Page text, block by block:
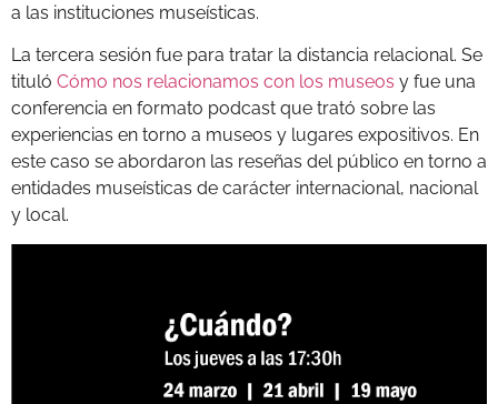
a las instituciones museísticas.
La tercera sesión fue para tratar la distancia relacional. Se
tituló Cómo nos relacionamos con los museos y fue una
conferencia en formato podcast que trató sobre las
experiencias en torno a museos y lugares expositivos. En
este caso se abordaron las reseñas del público en torno a
entidades museísticas de carácter internacional, nacional
y local.